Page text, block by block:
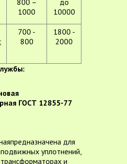
1000
10000
700 -
800
1800 -
2000
ГОСТ 12855-77
для
уплотнений,
и